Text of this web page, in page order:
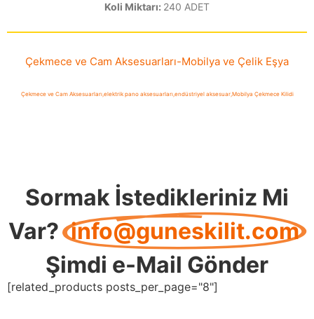
Koli Miktarı: 240 ADET
Çekmece ve Cam Aksesuarları-Mobilya ve Çelik Eşya
Çekmece ve Cam Aksesuarları, elektrik pano aksesuarları, endüstriyel aksesuar, Mobilya Çekmece Kilidi
Sormak İstedikleriniz Mi
Var? info@guneskilit.com
Şimdi e-Mail Gönder
[related_products posts_per_page="8"]